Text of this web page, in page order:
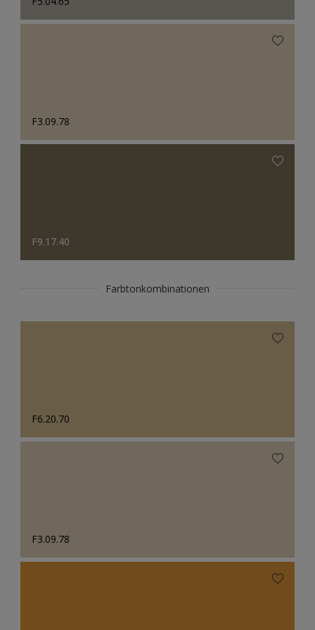
F3.09.78
F9.17.40
Farbtonkombinationen
F6.20.70
F3.09.78